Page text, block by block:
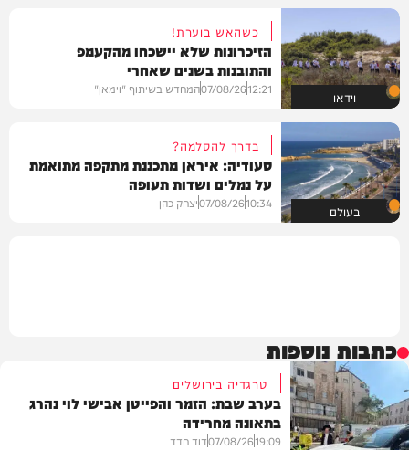
וידאו
כשהאש בוערת!
הזיכרונות שלא יישכחו מהקעמפ
והתובנות בשנים שאחרי
12:21
07/08/26המחדש בשיתוף "וימאן"
בעולם
בדרך להסלמה?
סעודיה: איראן מתכננת מתקפה מתואמת
על נמלים ושדות תעופה
10:34
07/08/26יצחק כהן
כתבות נוספות
טרגדיה בירושלים
בערב שבת: הזמר והפייטן אבישי לוי נהרג
בתאונה מחרידה
19:09
07/08/26דוד חדד